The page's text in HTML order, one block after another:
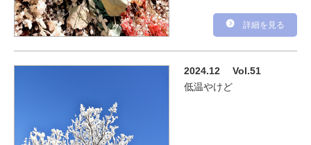
詳細を見る
2024.12 Vol.51
低温やけど